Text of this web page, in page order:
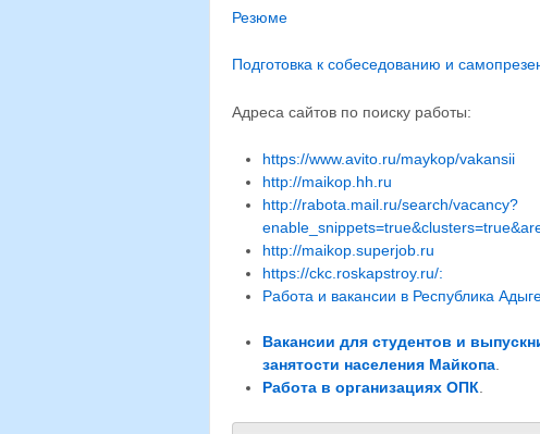
Резюме
Подготовка к собеседованию и
Адреса сайтов по поиску работы:
https://www.avito.ru/maykop/vakansii
http://maikop.hh.ru
http://rabota.mail.ru/search/vacancy?
http://maikop.superjob.ru
https://ckc.roskapstroy.ru/:
Работа и вакансии в Республика
Вакансии для студентов и
занятости населения Майкопа
Работа в организациях ОПК